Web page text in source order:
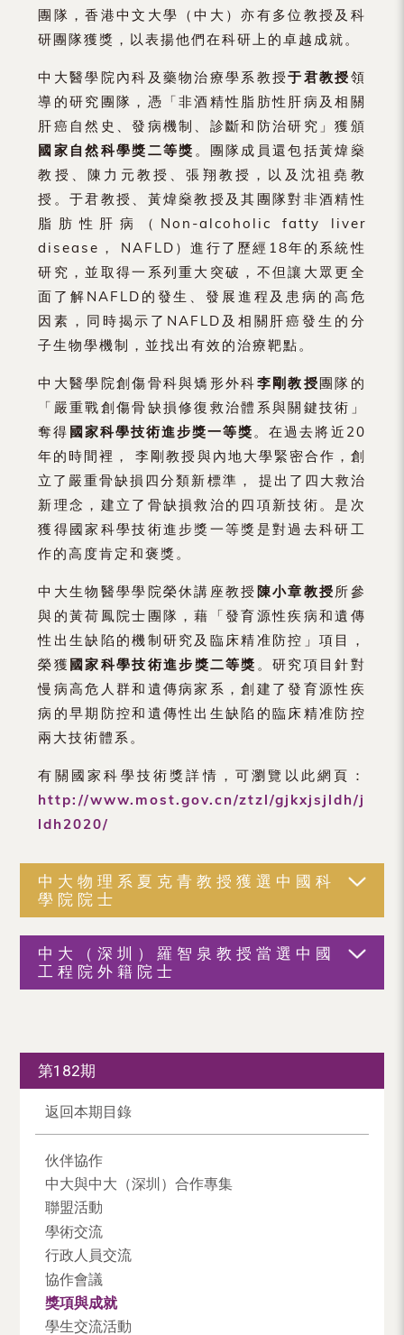
團隊，香港中文大學（中大）亦有多位教授及科
研團隊獲獎，以表揚他們在科研上的卓越成就。
中大醫學院內科及藥物治療學系教授于君教授領
導的研究團隊，憑「非酒精性脂肪性肝病及相關
肝癌自然史、發病機制、診斷和防治研究」獲頒
國家自然科學獎二等獎 。團隊成員還包括黃煒燊
教授、陳力元教授、張翔教授，以及沈祖堯教
授。于君教授、黃煒燊教授及其團隊對非酒精性
脂肪性肝病（Non-alcoholic fatty liver
disease， NAFLD）進行了歷經18年的系統性
研究，並取得一系列重大突破，不但讓大眾更全
面了解NAFLD的發生、發展進程及患病的高危
因素，同時揭示了NAFLD及相關肝癌發生的分
子生物學機制，並找出有效的治療靶點。
中大醫學院創傷骨科與矯形外科李剛教授 團隊的
「嚴重戰創傷骨缺損修復救治體系與關鍵技術」
奪得 國家科學技術進步獎一等獎。在過去將近20
年的時間裡， 李剛教授與內地大學緊密合作，創
立了嚴重骨缺損四分類新標準， 提出了四大救治
新理念，建立了骨缺損救治的四項新技術。是次
獲得國家科學技術進步獎一等獎是對過去科研工
作的高度肯定和褒獎。
中大生物醫學學院榮休講座教授 陳小章教授所參
與的黃荷鳳院士團隊，藉「發育源性疾病和遺傳
性出生缺陷的機制研究及臨床精准防控」項目，
榮獲 國家科學技術進步獎二等獎 。研究項目針對
慢病高危人群和遺傳病家系，創建了發育源性疾
病的早期防控和遺傳性出生缺陷的臨床精准防控
兩大技術體系。
有關國家科學技術獎詳情，可瀏覽以此網頁：
http://www.most.gov.cn/ztzl/gjkxjsjldh/j
ldh2020/
中大物理系夏克青教授獲選中國科
學院院士
中大（深圳）羅智泉教授當選中國
工程院外籍院士
第182期
返回本期目錄
伙伴協作
中大與中大（深圳）合作專集
聯盟活動
學術交流
行政人員交流
協作會議
獎項與成就
學生交流活動